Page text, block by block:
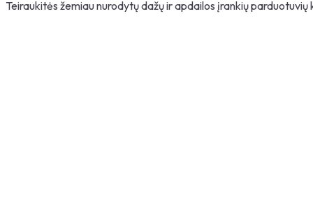
Teiraukitės žemiau nurodytų dažų ir apdailos įrankių parduotuvių